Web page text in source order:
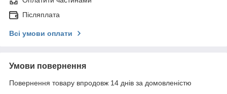
Післяплата
Всі умови оплати
Умови повернення
Повернення товару впродовж 14 днів за домовленістю